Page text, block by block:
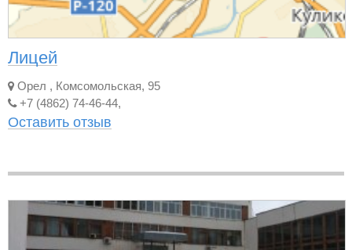
Лицей
Орел , Комсомольская, 95
+7 (4862) 74-46-44,
Оставить отзыв